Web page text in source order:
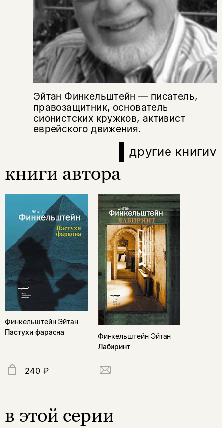
Эйтан Финкельштейн — писатель,
правозащитник, основатель
сионистских кружков, активист
еврейского движения.
другие книгиv
книги автора
Финкельштейн Эйтан
Пастухи фараона
240 ₽
Финкельштейн Эйтан
Лабиринт
в этой серии
Копировать
ссылку
Вконтакте Телеграм Дзен